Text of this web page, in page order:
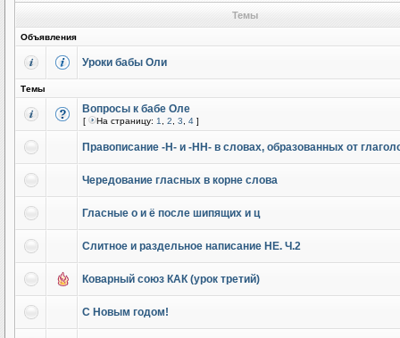
Темы
Объявления
Уроки бабы Оли
Темы
Вопросы к бабе Оле
[ На страницу: 1 2 3 4 ]
Правописание -Н- и -НН- в словах, образованных от
Чередование гласных в корне слова
Гласные о и ё после шипящих и ц
Слитное и раздельное написание НЕ. Ч.2
Коварный союз КАК (урок третий)
С Новым годом!